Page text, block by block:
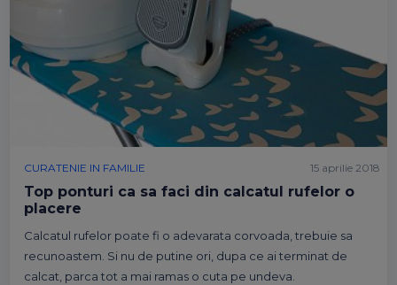
CURATENIE IN FAMILIE
Top ponturi ca sa faci din calcatul rufelor o
placere
Calcatul rufelor poate fi o adevarata corvoada, trebuie sa
recunoastem. Si nu de putine ori, dupa ce ai terminat de
calcat, parca tot a mai ramas o cuta pe undeva.
15 aprilie 2018